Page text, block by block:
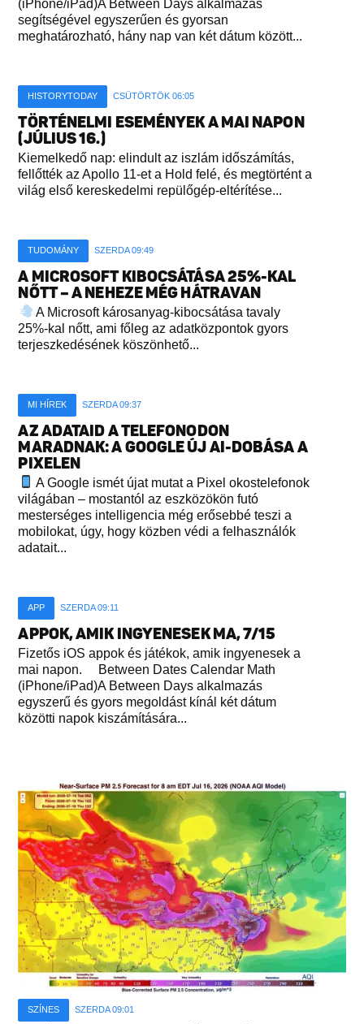
(iPhone/iPad)A Between Days alkalmazás
segítségével egyszerűen és gyorsan
meghatározható, hány nap van két dátum között...
HISTORYTODAY CSÜTÖRTÖK 06:05
TÖRTÉNELMI ESEMÉNYEK A MAI NAPON
(JÚLIUS 16.)
Kiemelkedő nap: elindult az iszlám időszámítás,
fellőtték az Apollo 11-et a Hold felé, és megtörtént a
világ első kereskedelmi repülőgép-eltérítése...
TUDOMÁNY SZERDA 09:49
A MICROSOFT KIBOCSÁTÁSA 25%-KAL
NŐTT – A NEHEZE MÉG HÁTRAVAN
A Microsoft károsanyag-kibocsátása tavaly
25%-kal nőtt, ami főleg az adatközpontok gyors
terjeszkedésének köszönhető...
MI HÍREK SZERDA 09:37
AZ ADATAID A TELEFONODON
MARADNAK: A GOOGLE ÚJ AI-DOBÁSA A
PIXELEN
A Google ismét újat mutat a Pixel okostelefonok
világában – mostantól az eszközökön futó
mesterséges intelligencia még erősebbé teszi a
mobilokat, úgy, hogy közben védi a felhasználók
adatait...
APP SZERDA 09:11
APPOK, AMIK INGYENESEK MA, 7/15
Fizetős iOS appok és játékok, amik ingyenesek a
mai napon. Between Dates Calendar Math
(iPhone/iPad)A Between Days alkalmazás
egyszerű és gyors megoldást kínál két dátum
közötti napok kiszámítására...
SZÍNES SZERDA 09:01